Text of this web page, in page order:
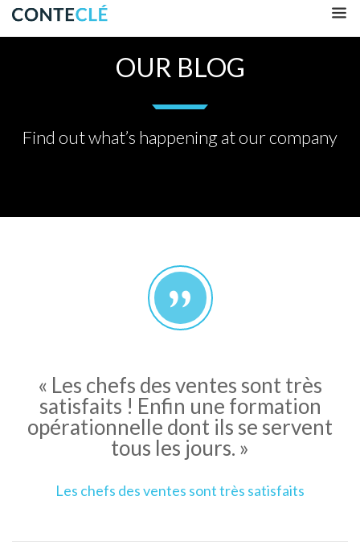
OUR BLOG
Find out what’s happening at our company
« Les chefs des ventes sont très
satisfaits ! Enfin une formation
opérationnelle dont ils se servent
tous les jours. »
Les chefs des ventes sont très satisfaits